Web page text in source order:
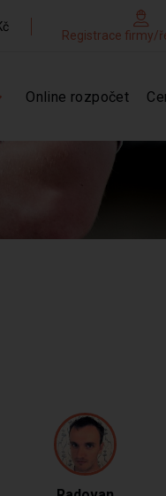
Registrace firmy/
Online rozpočet